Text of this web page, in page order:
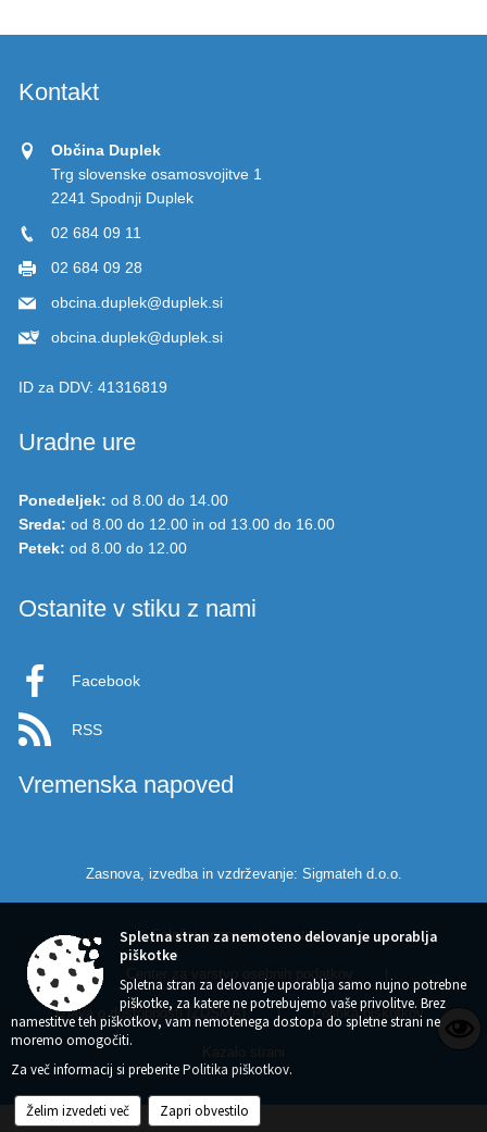
Kontakt
Občina Duplek
Trg slovenske osamosvojitve 1
2241 Spodnji Duplek
02 684 09 11
02 684 09 28
obcina.duplek@duplek.si
obcina.duplek@duplek.si
ID za DDV: 41316819
Uradne ure
Ponedeljek: od 8.00 do 14.00
Sreda: od 8.00 do 12.00 in od 13.00 do 16.00
Petek: od 8.00 do 12.00
Ostanite v stiku z nami
Facebook
RSS
Vremenska napoved
Zasnova, izvedba in vzdrževanje: Sigmateh d.o.o.
Splošni pogoji spletne strani |
Izjava o dostopnosti (ZDSMA) | Politika piškotkov
Spletna stran za nemoteno delovanje uporablja
piškotke
Spletna stran za delovanje uporablja samo nujno potrebne
piškotke, za katere ne potrebujemo vaše privolitve. Brez
namestitve teh piškotkov, vam nemotenega dostopa do spletne strani ne
moremo omogočiti.
Za več informacij si preberitePolitika piškotkov.
Želim izvedeti več Zapri obvestilo